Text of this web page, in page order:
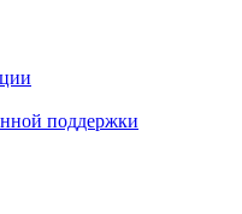
поддержки